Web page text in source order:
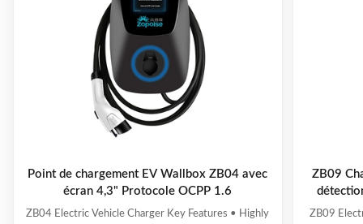
Point de chargement EV Wallbox ZB04 avec
écran 4,3" Protocole OCPP 1.6
ZB04 Electric Vehicle Charger Key Features • Highly
ZB09
ZB09